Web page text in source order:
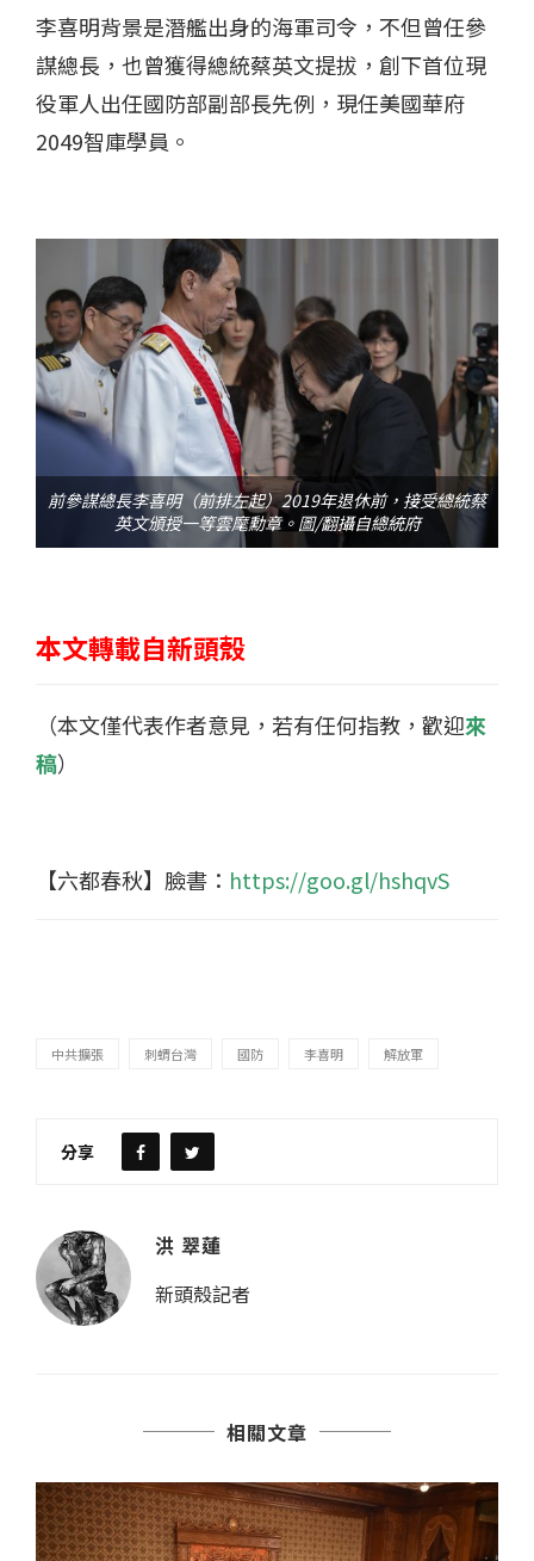
李喜明背景是潛艦出身的海軍司令，不但曾任參
謀總長，也曾獲得總統蔡英文提拔，創下首位現
役軍人出任國防部副部長先例，現任美國華府
2049智庫學員。
前參謀總長李喜明（前排左起）2019年退休前，接受總統蔡
英文頒授一等雲麾勳章。圖/翻攝自總統府
本文轉載自新頭殼
（本文僅代表作者意見，若有任何指教，歡迎來
稿）
【六都春秋】臉書： https://goo.gl/hshqvS
中共擴張 刺蝟台灣 國防 李喜明 解放軍
分享
洪 翠蓮
新頭殼記者
相關文章